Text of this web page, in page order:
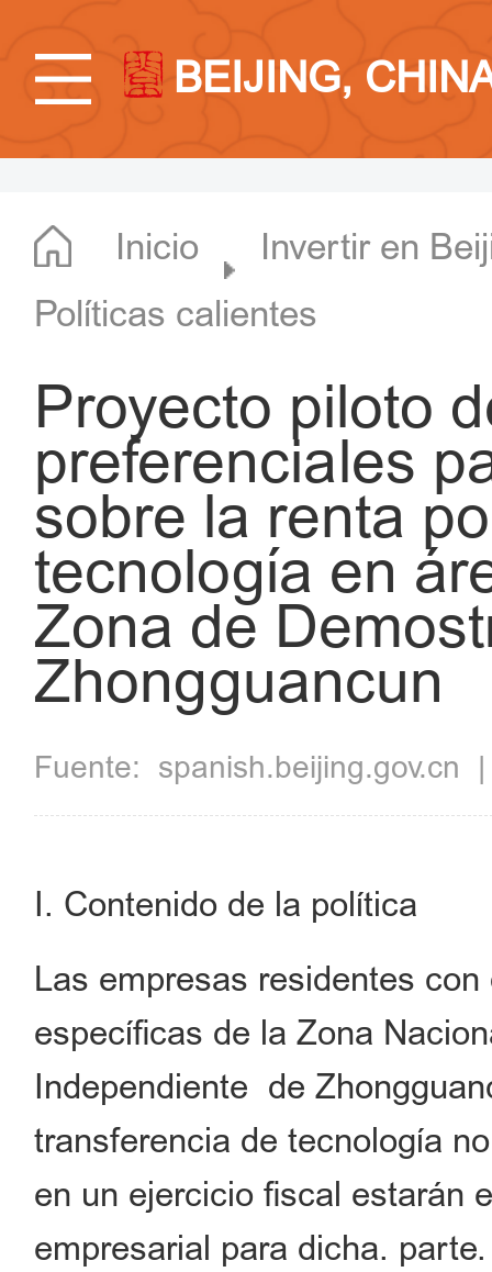
BEIJING,
Inicio
Invertir en
Políticas calientes
Proyecto piloto
preferenciales
sobre la renta
tecnología en
Zona de
Zhongguancun
Fuente: spanish.beijing.gov.cn
I. Contenido de la política
Las empresas residentes
específicas de la Zona
Independiente de
transferencia de tecnología
en un ejercicio fiscal estarán
empresarial para dicha.